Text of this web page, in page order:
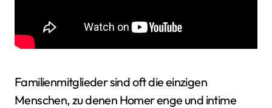
Familienmitglieder sind oft die einzigen
Menschen, zu denen Homer enge und intime